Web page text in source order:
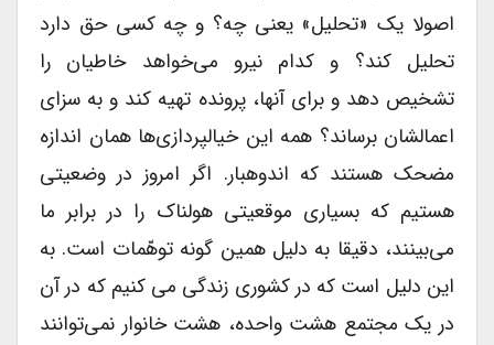
اصولا یک «تحلیل» یعنی چه؟ و چه کسی حق دارد
تحلیل کند؟ و کدام نیرو می‌خواهد خاطیان را
تشخیص دهد و برای آنها، پرونده تهیه کند و به سزای
اعمالشان برساند؟ همه این خیالپردازی‌ها همان اندازه
مضحک هستند که اندوهبار. اگر امروز در وضعیتی
هستیم که بسیاری موقعیتی هولناک را در برابر ما
می‌بینند، دقیقا به دلیل همین گونه توهّمات است. به
این دلیل است که در کشوری زندگی می کنیم که در آن
در یک مجتمع هشت واحده، هشت خانوار نمی‌توانند